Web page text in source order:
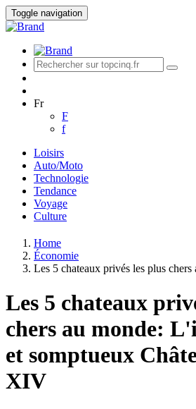
Toggle navigation
Fr
F
f
Loisirs
Auto/Moto
Technologie
Tendance
Voyage
Culture
Home
Économie
Les 5 chateaux privés les plus chers
Les 5 chateaux
chers au monde:
et somptueux
XIV